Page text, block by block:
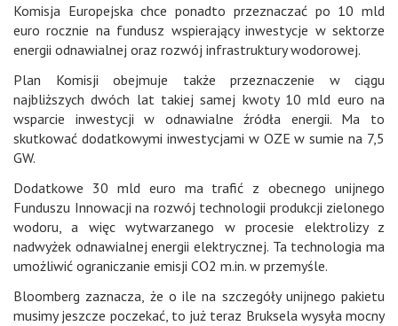
Komisja Europejska chce ponadto przeznaczać po 10 mld
euro rocznie na fundusz wspierający inwestycje w sektorze
energii odnawialnej oraz rozwój infrastruktury wodorowej.
Plan Komisji obejmuje także przeznaczenie w ciągu
najbliższych dwóch lat takiej samej kwoty 10 mld euro na
wsparcie inwestycji w odnawialne źródła energii. Ma to
skutkować dodatkowymi inwestycjami w OZE w sumie na 7,5
GW.
Dodatkowe 30 mld euro ma trafić z obecnego unijnego
Funduszu Innowacji na rozwój technologii produkcji zielonego
wodoru, a więc wytwarzanego w procesie elektrolizy z
nadwyżek odnawialnej energii elektrycznej. Ta technologia ma
umożliwić ograniczanie emisji CO2 m.in. w przemyśle.
Bloomberg zaznacza, że o ile na szczegóły unijnego pakietu
musimy jeszcze poczekać, to już teraz Bruksela wysyła mocny